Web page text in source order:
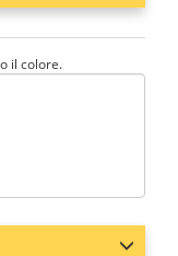
il colore.